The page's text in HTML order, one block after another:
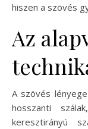
hiszen a szövés
Az
A szövés
hosszanti
keresztirányú